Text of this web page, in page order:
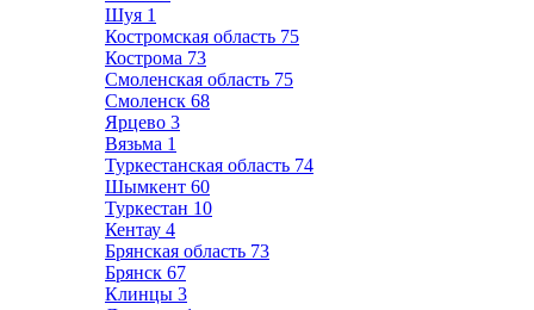
Шуя 1
Костромская область 75
Кострома 73
Смоленская область 75
Смоленск 68
Ярцево 3
Вязьма 1
Туркестанская область 74
Шымкент 60
Туркестан 10
Кентау 4
Брянская область 73
Брянск 67
Клинцы 3